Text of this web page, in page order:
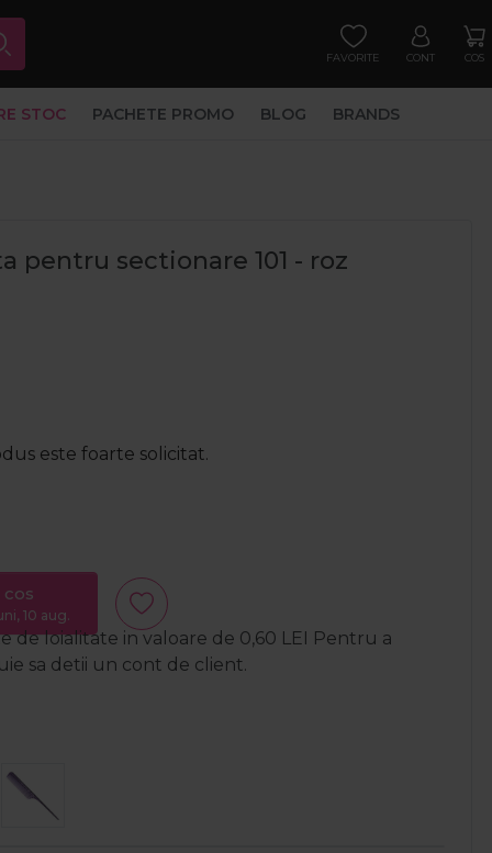
FAVORITE CONT COS
STOC PACHETE PROMO BLOG BRANDS
pentru sectionare 101 - roz
este foarte solicitat.
cos
10 aug.
de loialitate in valoare de 0,60 LEI Pentru a
sa detii un cont de client.